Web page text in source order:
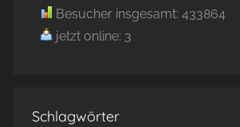
Besucher insgesamt: 433864
jetzt online: 3
Schlagwörter